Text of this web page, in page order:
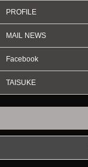
PROFILE
MAIL NEWS
Facebook
TAISUKE